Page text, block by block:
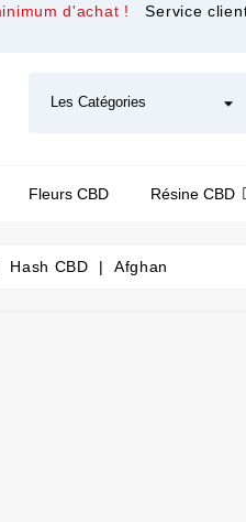
d'achat ! Service
Fleurs CBD Résine CBD
Hash CBD Afghan